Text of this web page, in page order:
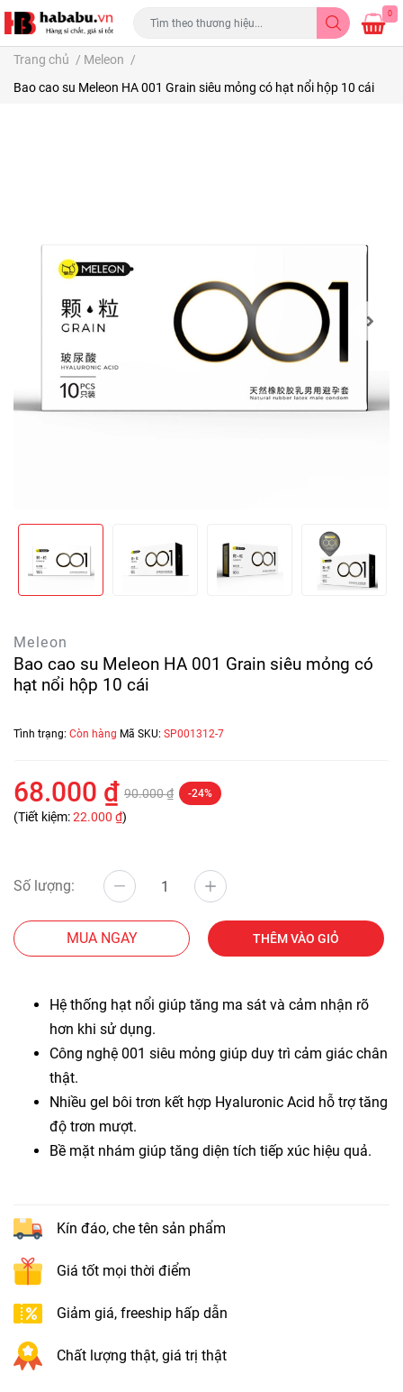
0
Trang chủ / Meleon /
Bao cao su Meleon HA 001 Grain siêu mỏng có hạt nổi hộp 10 cái
Meleon
Bao cao su Meleon HA 001 Grain siêu mỏng có
hạt nổi hộp 10 cái
Tình trạng: Còn hàng Mã SKU: SP001312-7
68.000 ₫ 90.000 ₫ -24%
(Tiết kiệm:22.000 ₫)
Số lượng:
MUA NGAY THÊM VÀO GIỎ
Hệ thống hạt nổi giúp tăng ma sát và cảm nhận rõ
hơn khi sử dụng.
Công nghệ 001 siêu mỏng giúp duy trì cảm giác chân
thật.
Nhiều gel bôi trơn kết hợp Hyaluronic Acid hỗ trợ tăng
độ trơn mượt.
Bề mặt nhám giúp tăng diện tích tiếp xúc hiệu quả.
Kín đáo, che tên sản phẩm
Giá tốt mọi thời điểm
Giảm giá, freeship hấp dẫn
Chất lượng thật, giá trị thật